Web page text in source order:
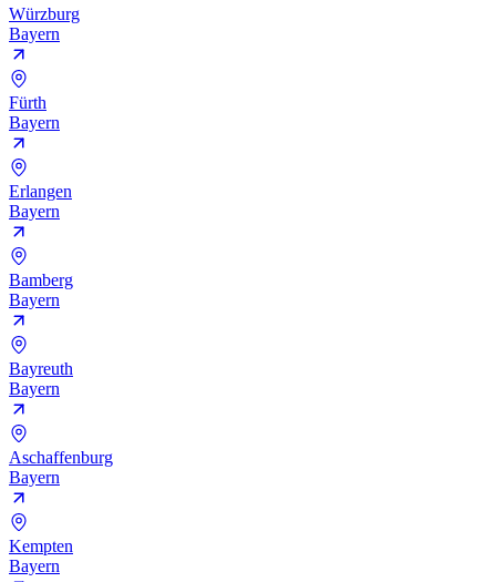
Würzburg
Bayern
Fürth
Bayern
Erlangen
Bayern
Bamberg
Bayern
Bayreuth
Bayern
Aschaffenburg
Bayern
Kempten
Bayern